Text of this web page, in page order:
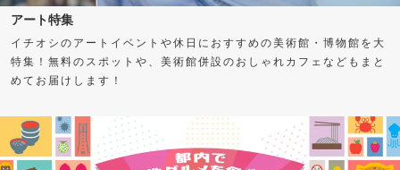
アート特集
イチオシのアートイベントや休日におすすめの美術館・博物館を大
特集！無料のスポットや、美術館併設のおしゃれカフェなどもまと
めてお届けします！